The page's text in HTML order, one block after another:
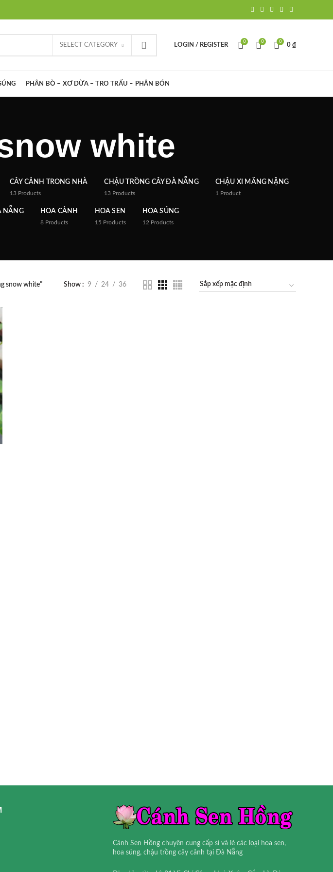
SELECT CATEGORY LOGIN / REGISTER
0 0 0
0 ₫
PHÂN BÒ – XƠ DỪA – TRO TRẤU – PHÂN BÓN
white
CÂY CẢNH TRONG NHÀ
13 Products
CHẬU TRỒNG CÂY ĐÀ NẴNG
13 Products
CHẬU XI MĂNG NẶNG
1 Product
NẴNG HOA CẢNH
8 Products
HOA SEN
15 Products
HOA SÚNG
12 Products
snow white” Show 9 24 36
Cánh Sen Hồng chuyên cung cấp sỉ và lẻ các loại hoa sen,
hoa súng, chậu trồng cây cảnh tại Đà Nẵng